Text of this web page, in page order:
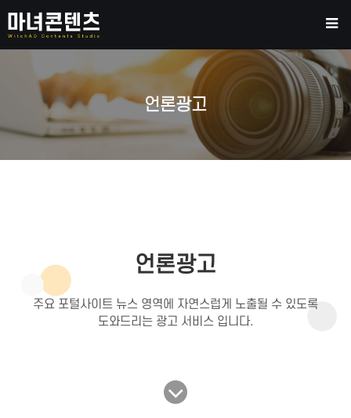
언론광고
언론광고
주요 포털사이트 뉴스 영역에 자연스럽게 노출될 수 있도록
도와드리는 광고 서비스 입니다.